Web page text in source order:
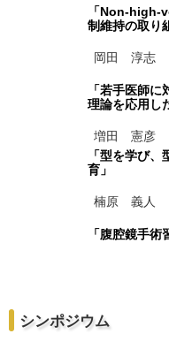
「Non-high-
制維持の取り
岡田 淳志
「若手医師
理論を応用し
増田 憲彦
「型を学び
育」
楠原 義人
「腹腔鏡手術
シンポジウム